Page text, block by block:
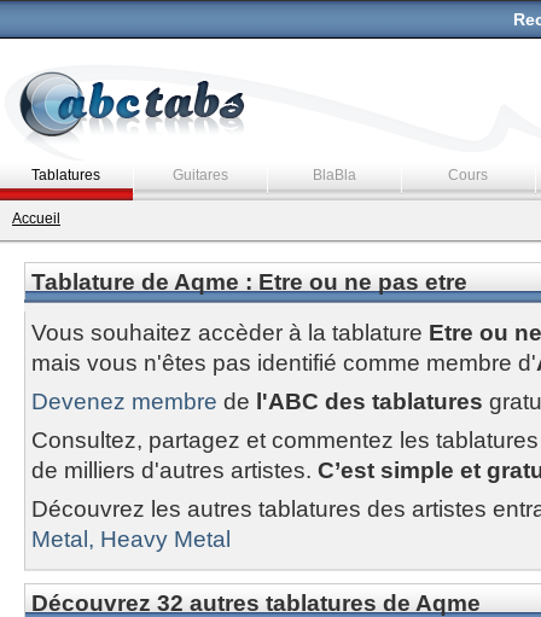
Tablatures Guitares BlaBla Cours
Accueil
Tablature de Aqme : Etre ou ne pas etre
Vous souhaitez accèder à la tablature Etre ou
mais vous n'êtes pas identifié comme membre d'
Devenez membre de l'ABC des tablatures
Consultez, partagez et commentez les
de milliers d'autres artistes. C’est simple et
Découvrez les autres tablatures des artistes
Metal, Heavy Metal
Découvrez 32 autres tablatures de Aqme